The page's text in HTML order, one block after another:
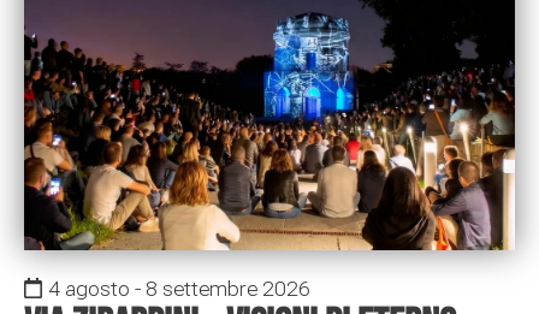
4 agosto - 8 settembre 2026